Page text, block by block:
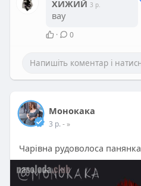
ХИЖИЙ 3 р.
вау
· 0
Монокака
3 р.- »
Чарівна рудоволоса панянка